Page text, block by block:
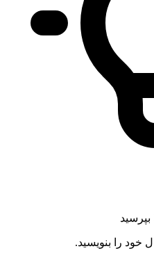
خود را بنویسید.